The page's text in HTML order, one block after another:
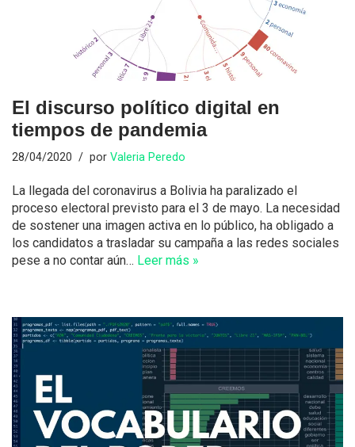
El discurso político digital en
tiempos de pandemia
28/04/2020 por Valeria Peredo
La llegada del coronavirus a Bolivia ha paralizado el
proceso electoral previsto para el 3 de mayo. La necesidad
de sostener una imagen activa en lo público, ha obligado a
los candidatos a trasladar su campaña a las redes sociales
pese a no contar aún… Leer más »